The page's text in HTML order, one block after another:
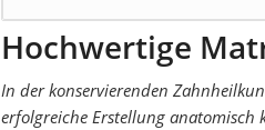
Hochwertige
In der konservierenden
erfolgreiche Erstellung anatomisch